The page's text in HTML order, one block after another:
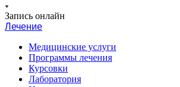
Запись онлайн
Лечение
Медицинские услуги
Программы лечения
Курсовки
Лаборатория